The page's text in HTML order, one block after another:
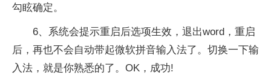
勾眩确定。
6、系统会提示重启后选项生效，退出word，重启
后，再也不会自动带起微软拼音输入法了。切换一下输
入法，就是你熟悉的了。OK，成功!